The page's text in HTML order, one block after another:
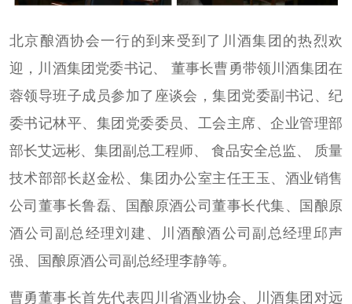
北京酿酒协会一行的到来受到了川酒集团的热烈欢
迎，川酒集团党委书记、 董事长曹勇带领川酒集团在
蓉领导班子成员参加了座谈会，集团党委副书记、纪
委书记林平、集团党委委员、工会主席、企业管理部
部长艾远彬、集团副总工程师、 食品安全总监、 质量
技术部部长赵金松、集团办公室主任王玉、酒业销售
公司董事长鲁磊、国酿原酒公司董事长代集、国酿原
酒公司副总经理刘建、川酒酿酒公司副总经理邱声
强、国酿原酒公司副总经理李静等。
曹勇董事长首先代表四川省酒业协会、川酒集团对远